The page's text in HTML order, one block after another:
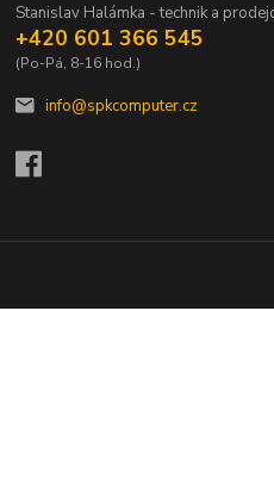
Stanislav Halámka - technik a
+420 601 366 545
(Po-Pá, 8-16 hod.)
info@spkcomputer.cz